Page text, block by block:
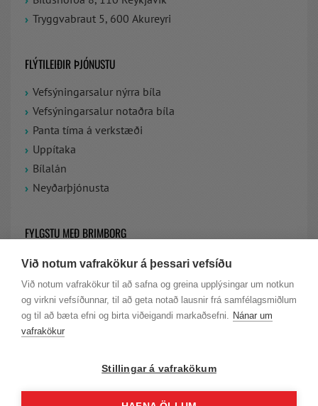
Við notum vafrakökur á þessari vefsíðu
Við notum vafrakökur til að safna og greina upplýsingar um notkun
og virkni vefsíðunnar, til að geta notað lausnir frá samfélagsmiðlum
og til að bæta efni og birta viðeigandi markaðsefni. Nánar um
vafrakökur
Stillingar á vafrakökum
Tryggvabraut 5, 600 Akureyri
FLÝTILEIÐIR ÞJÓNUSTU
Vefsýningarsalur nýrra bíla
Vefsýningarsalur notaðra bíla
Panta tíma á verkstæði
Uppítaka
Bílalán
Neyðarþjónusta
FYLGSTU MEÐ BRIMBORG
VIÐ ERUM Á FACEBOOK
LAUS STÖRF HJÁ BRIMBORG